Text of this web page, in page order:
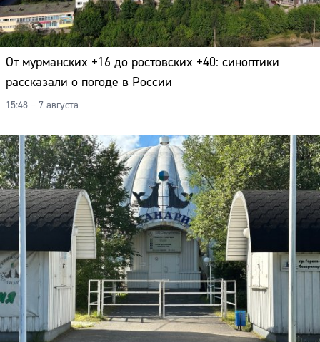
От мурманских +16 до ростовских +40: синоптики
рассказали о погоде в России
15:48 – 7 августа